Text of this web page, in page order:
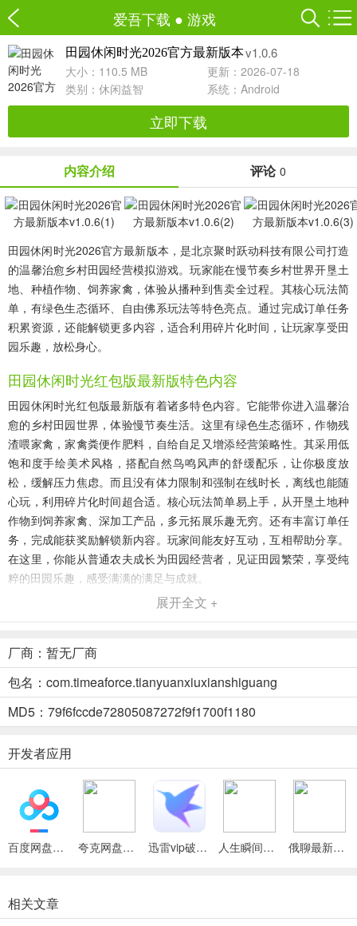
爱吾下载 ● 游戏
田园休闲时光2026官方最新版本v1.0.6
大小：110.5 MB
更新：2026-07-18
类别： 休闲益智 系统：Android
立即下载
内容介绍 评论 0
田园休闲时光2026官方最新版本，是北京聚时跃动科技有限公司打造
的温馨治愈乡村田园经营模拟游戏。玩家能在慢节奏乡村世界开垦土
地、种植作物、饲养家禽，体验从播种到售卖全过程。其核心玩法简
单，有绿色生态循环、自由佛系玩法等特色亮点。通过完成订单任务
积累资源，还能解锁更多内容，适合利用碎片化时间，让玩家享受田
园乐趣，放松身心。
田园休闲时光红包版最新版特色内容
田园休闲时光红包版最新版有着诸多特色内容。它能带你进入温馨治
愈的乡村田园世界，体验慢节奏生活。这里有绿色生态循环，作物残
渣喂家禽，家禽粪便作肥料，自给自足又增添经营策略性。其采用低
饱和度手绘美术风格，搭配自然鸟鸣风声的舒缓配乐，让你极度放
松，缓解压力焦虑。而且没有体力限制和强制在线时长，离线也能随
心玩，利用碎片化时间超合适。核心玩法简单易上手，从开垦土地种
作物到饲养家禽、深加工产品，多元拓展乐趣无穷。还有丰富订单任
务，完成能获奖励解锁新内容。玩家间能友好互动，互相帮助分享。
在这里，你能从普通农夫成长为田园经营者，见证田园繁荣，享受纯
粹的田园乐趣，感受满满的满足与成就。
田园休闲时光2026官方最新版本优势
足生态闭环，增添经营策略与真实感。
2. 极致放松体验：低饱和度手绘风，搭配自然音效，营造高度放松氛
围，缓解压力焦虑。
时间随心畅玩。
田园休闲时光2026官方最新版本功能
1、可自由管理田园，体验从播种到售卖全过程，还能完成订单任务积
2、引入绿色生态循环，作物残渣喂家禽，家禽粪便回田作肥，增添经
营策略与真实感。
展开全文 +
厂商：暂无厂商
包名：com.timeaforce.tianyuanxiuxianshiguang
MD5：79f6fccde72805087272f9f1700f1180
开发者应用
百度网盘绿色免安装Pc电脑版 夸克网盘官方正式版 迅雷vip破解版永久会员2024版 人生瞬间最新手机版 俄聊最新手机版
相关文章